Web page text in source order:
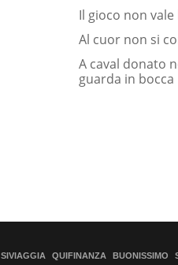
Il gioco non vale
Al cuor non si
A caval donato
guarda in bocca
SIVIAGGIA QUIFINANZA BUONISSIMO